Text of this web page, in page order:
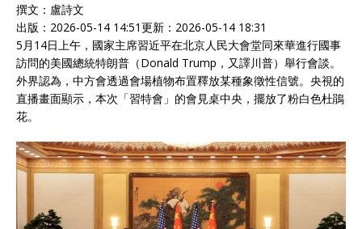
撰文： 盧詩文
出版： 2026-05-14 14:51更新： 2026-05-14 18:31
5月14日上午，國家主席習近平在北京人民大會堂同來華進行國事
訪問的美國總統特朗普（Donald Trump，又譯川普）舉行會談。
外界認為，中方會透過會場植物布置釋放某種象徵性信號。央視的
直播畫面顯示，本次「習特會」的會見桌中央，擺放了粉白色杜鵑
花。